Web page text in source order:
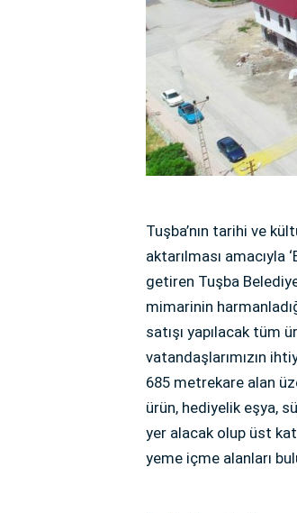
Tuşba’nın tarihi ve
aktarılması amacıyla
getiren Tuşba
mimarinin
satışı yapılacak tüm
vatandaşlarımızın
685 metrekare alan
ürün, hediyelik eşya,
yer alacak olup üst
yeme içme alanları